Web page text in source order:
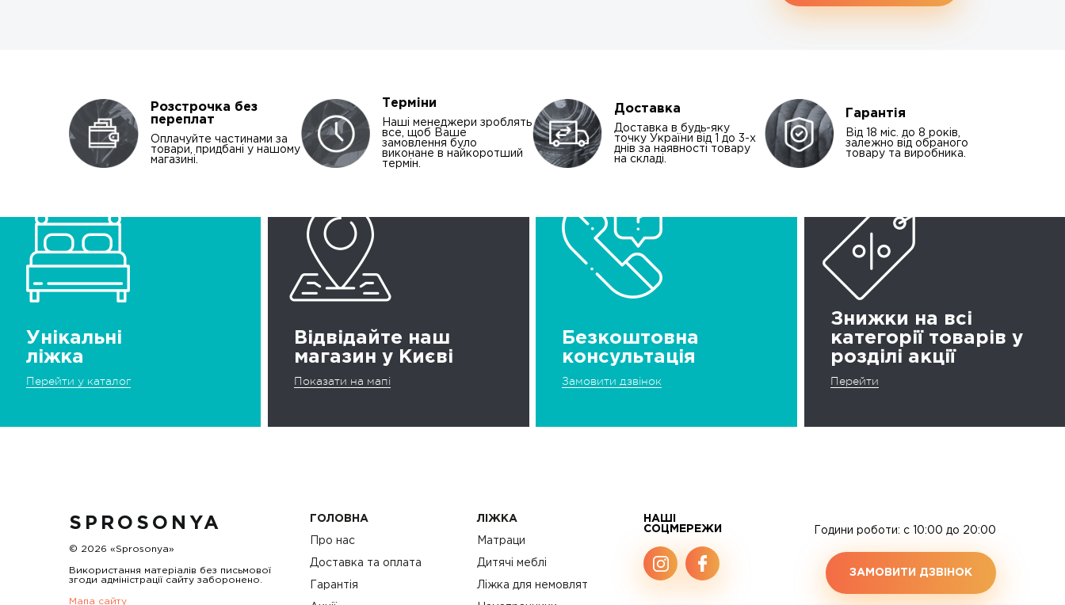
Розстрочка без
переплат
Оплачуйте частинами за
товари, придбані у нашому
магазині.
Терміни
Наші менеджери зроблять
все, щоб Ваше
замовлення було
виконане в найкоротший
термін.
Доставка
Доставка в будь-яку
точку України від 1 до 3-х
днів за наявності товару
на складі.
Гарантія
Від 18 міс. до 8 років,
залежно від обраного
товару та виробника.
Унікальні
ліжка
Перейти у каталог
Відвідайте наш
магазин у Києві
Показати на мапі
Безкоштовна
консультація
Замовити дзвінок
Знижки на всі
категорії товарів у
розділі акції
Перейти
SPROSONYA
© 2026 «Sprosonya»
Використання матеріалів без письмової
згоди адміністрації сайту заборонено.
Мапа сайту
ГОЛОВНА
Про нас
Доставка та оплата
Гарантія
ЛІЖКА
Матраци
Дитячі меблі
Ліжка для немовлят
НАШІ
СОЦМЕРЕЖИ
Години роботи: c 10:00 до 20:00
ЗАМОВИТИ ДЗВІНОК